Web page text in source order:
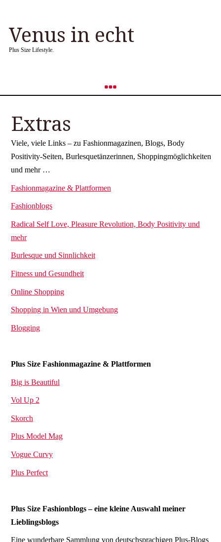
Venus in echt
Plus Size Lifestyle.
Extras
Viele, viele Links – zu Fashionmagazinen, Blogs, Body
Positivity-Seiten, Burlesquetänzerinnen, Shoppingmöglichkeiten
und mehr …
Fashionmagazine & Plattformen
Fashionblogs
Radical Self Love, Pleasure Revolution, Body Positivity und
mehr
Burlesque und Sinnlichkeit
Fitness und Gesundheit
Online Shopping
Shopping in Wien und Umgebung
Blogging
Plus Size Fashionmagazine & Plattformen
Big is Beautiful
Vol Up 2
Skorch
Plus Model Mag
Vogue Curvy
Plus Perfect
Plus Size Fashionblogs – eine kleine Auswahl meiner
Lieblingsblogs
Eine wunderbare Sammlung von deutschsprachigen Plus-Blogs